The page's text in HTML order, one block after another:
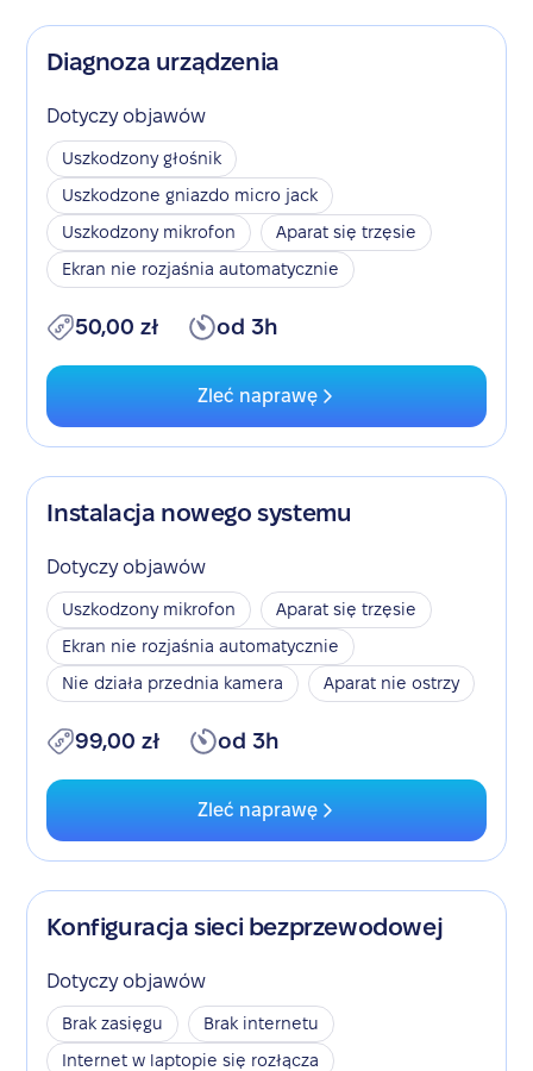
Diagnoza urządzenia
Dotyczy objawów
Uszkodzony głośnik
Uszkodzone gniazdo micro jack
Uszkodzony mikrofon
Aparat się trzęsie
Ekran nie rozjaśnia automatycznie
50,00 zł od 3h
Zleć naprawę
Instalacja nowego systemu
Dotyczy objawów
Uszkodzony mikrofon
Aparat się trzęsie
Ekran nie rozjaśnia automatycznie
Nie działa przednia kamera
Aparat nie ostrzy
99,00 zł od 3h
Zleć naprawę
Konfiguracja sieci bezprzewodowej
Dotyczy objawów
Brak zasięgu
Brak internetu
Internet w laptopie się rozłącza